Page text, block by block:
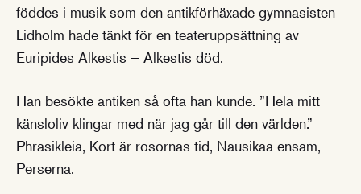
föddes i musik som den antikförhäxade gymnasisten
Lidholm hade tänkt för en teateruppsättning av
Euripides Alkestis – Alkestis död.
Han besökte antiken så ofta han kunde. ”Hela mitt
känsloliv klingar med när jag går till den världen.”
Phrasikleia, Kort är rosornas tid, Nausikaa ensam,
Perserna.